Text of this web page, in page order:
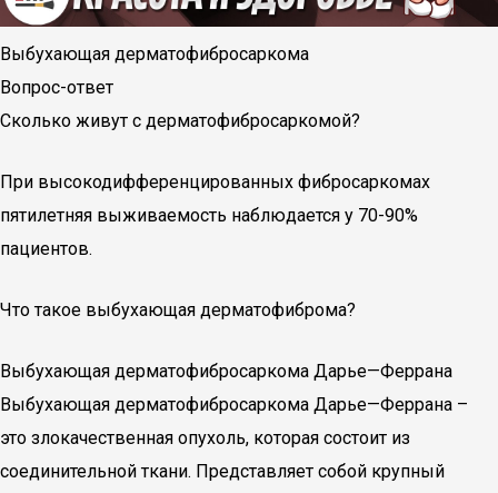
Выбухающая дерматофибросаркома
Вопрос-ответ
Сколько живут с дерматофибросаркомой?
При высокодифференцированных фибросаркомах
пятилетняя выживаемость наблюдается у 70-90%
пациентов.
Что такое выбухающая дерматофиброма?
Выбухающая дерматофибросаркома Дарье—Феррана
Выбухающая дерматофибросаркома Дарье—Феррана –
это злокачественная опухоль, которая состоит из
соединительной ткани. Представляет собой крупный